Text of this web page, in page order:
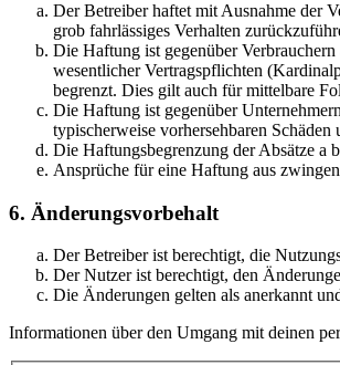
Der Betreiber haftet mit Ausnahme der
grob fahrlässiges Verhalten
Die Haftung ist gegenüber
wesentlicher Vertragspflichten
begrenzt. Dies gilt auch für mittelbare
Die Haftung ist gegenüber
typischerweise vorhersehbaren
Die Haftungsbegrenzung der Absätze a
Ansprüche für eine Haftung aus
6. Änderungsvorbehalt
Der Betreiber ist berechtigt, die
Der Nutzer ist berechtigt, den
Die Änderungen gelten als anerkannt
Informationen über den Umgang mit deinen